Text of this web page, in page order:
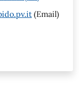
(Email)